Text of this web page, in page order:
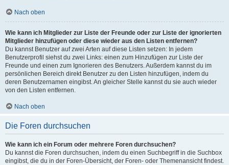
Nach oben
Wie kann ich Mitglieder zur Liste der Freunde oder zur Liste der ignorierten
Mitglieder hinzufügen oder diese wieder aus den Listen entfernen?
Du kannst Benutzer auf zwei Arten auf diese Listen setzen: In jedem
Benutzerprofil siehst du zwei Links: einen zum Hinzufügen zur Liste der
Freunde und einen zum Ignorieren des Benutzers. Außerdem kannst du im
persönlichen Bereich direkt Benutzer zu den Listen hinzufügen, indem du
deren Benutzernamen eingibst. An gleicher Stelle kannst du sie auch wieder
von den Listen entfernen.
Nach oben
Die Foren durchsuchen
Wie kann ich ein Forum oder mehrere Foren durchsuchen?
Du kannst die Foren durchsuchen, indem du einen Suchbegriff in die Suchbox
eingibst, die du in der Foren-Übersicht, der Foren- oder Themenansicht findest.